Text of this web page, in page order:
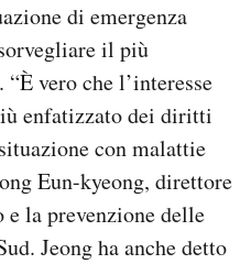
di emergenza
il più
vero che l’interesse
enfatizzato dei diritti
con malattie
Eun-kyeong, direttore
la prevenzione delle
Jeong ha anche detto